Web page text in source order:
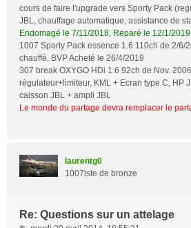
cours de faire l'upgrade vers Sporty Pack
JBL, chauffage automatique, assistance de
Endomagé le 7/11/2018, Reparé le 12/1/2019
1007 Sporty Pack essence 1.6 110ch de 2/6/
chauffé, BVP Acheté le 26/4/2019
307 break OXYGO HDi 1.6 92ch de Nov.
régulateur+limiteur, KML + Ecran type C, HP
caisson JBL + ampli JBL
Le monde du partage devra remplacer le
laurentg0
1007iste de bronze
Re: Questions sur un attelage